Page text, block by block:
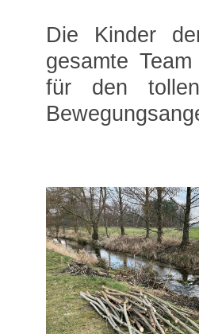
Die Kinder
gesamte
für den